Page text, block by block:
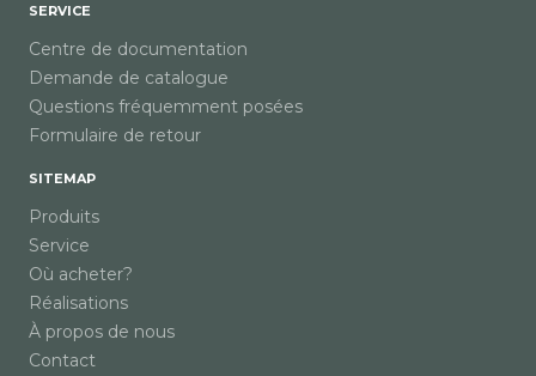
SERVICE
Centre de documentation
Demande de catalogue
Questions fréquemment posées
Formulaire de retour
SITEMAP
Produits
Service
Où acheter?
Réalisations
À propos de nous
Contact